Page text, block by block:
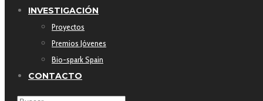
INVESTIGACIÓN
Proyectos
Premios Jóvenes
Bio-spark Spain
CONTACTO